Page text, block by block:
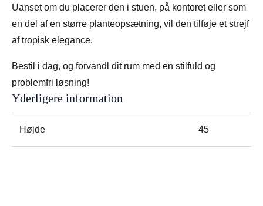
Uanset om du placerer den i stuen, på kontoret eller som
en del af en større planteopsætning, vil den tilføje et strejf
af tropisk elegance.
Bestil i dag, og forvandl dit rum med en stilfuld og
problemfri løsning!
Yderligere information
Højde 45